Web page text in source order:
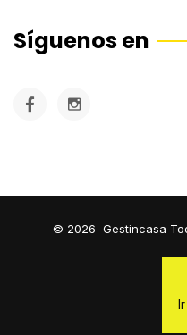
Síguenos en
© 2026 Gestincasa